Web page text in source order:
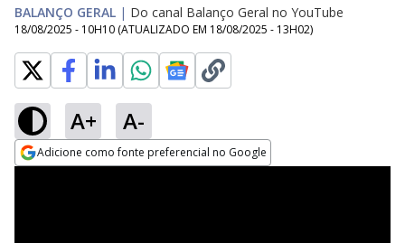
BALANÇO GERAL | Do canal Balanço Geral no YouTube
18/08/2025 - 10H10 (ATUALIZADO EM 18/08/2025 - 13H02)
A+ A-
Adicione como fonte preferencial no Google